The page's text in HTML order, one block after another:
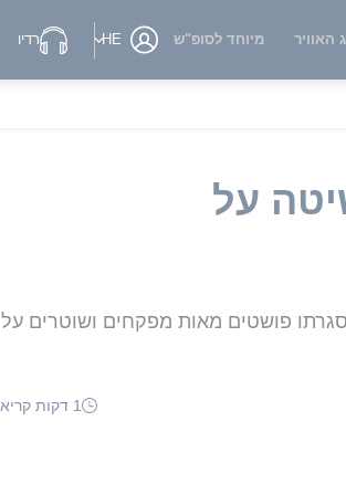
האוויר מיוחד לסופ"ש HE רדיו
על
פושטים מאות מפקחים ושוטרים על
1 דקות קריאה